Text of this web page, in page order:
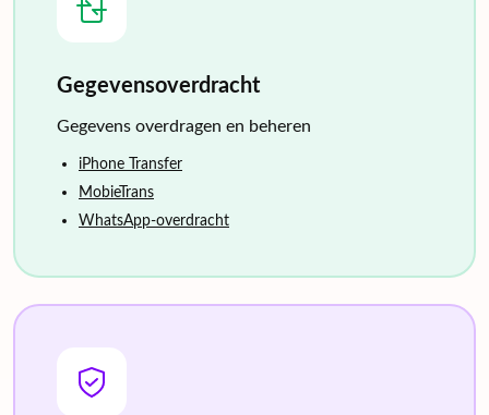
Gegevensoverdracht
Gegevens overdragen en beheren
iPhone Transfer
MobieTrans
WhatsApp-overdracht